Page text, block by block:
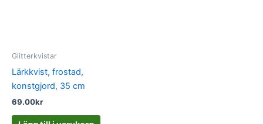
Glitterkvistar
Lärkkvist, frostad,
konstgjord, 35 cm
69.00kr